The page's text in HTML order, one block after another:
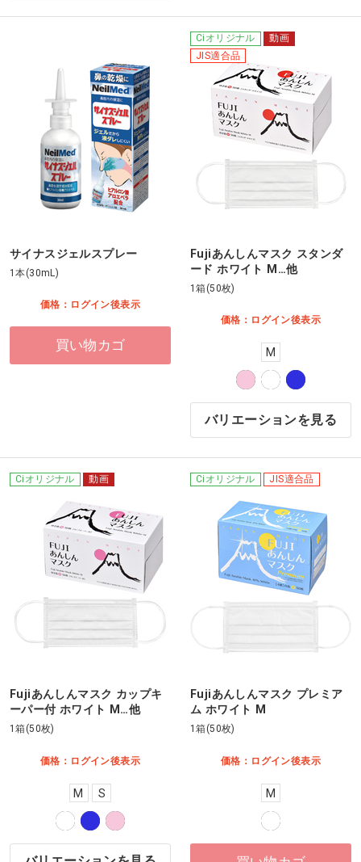
サイナスジェルスプレー
1本(30mL)
価格：ログイン後表示
買い物カゴ
Ciオリジナル
動画
JIS適合品
Fujiあんしんマスク スタンダ
ード ホワイト M…他
1箱(50枚)
価格：ログイン後表示
M
バリエーションを見る
Ciオリジナル 動画
Fujiあんしんマスク カップキ
ーパー付 ホワイト M…他
1箱(50枚)
価格：ログイン後表示
M S
Ciオリジナル JIS適合品
Fujiあんしんマスク プレミア
ム ホワイト M
1箱(50枚)
価格：ログイン後表示
M